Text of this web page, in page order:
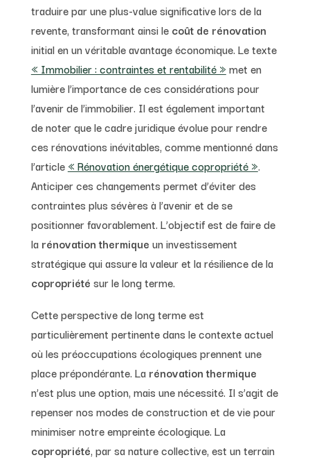
traduire par une plus-value significative lors de la
revente, transformant ainsi lecoût de rénovation
initial en un véritable avantage économique. Le texte
« Immobilier : contraintes et rentabilité » met en
lumière l’importance de ces considérations pour
l’avenir de l’immobilier. Il est également important
de noter que le cadre juridique évolue pour rendre
ces rénovations inévitables, comme mentionné dans
l’article « Rénovation énergétique copropriété ».
Anticiper ces changements permet d’éviter des
contraintes plus sévères à l’avenir et de se
positionner favorablement. L’objectif est de faire de
la rénovation thermique un investissement
stratégique qui assure la valeur et la résilience de la
copropriété sur le long terme.
Cette perspective de long terme est
particulièrement pertinente dans le contexte actuel
où les préoccupations écologiques prennent une
place prépondérante. La rénovation thermique
n’est plus une option, mais une nécessité. Il s’agit de
repenser nos modes de construction et de vie pour
minimiser notre empreinte écologique. La
copropriété, par sa nature collective, est un terrain